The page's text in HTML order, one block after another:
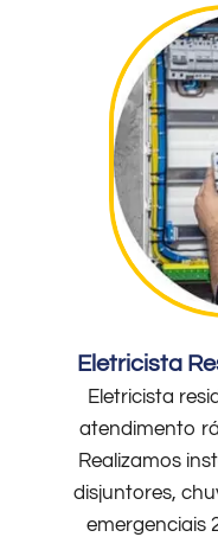
Eletricista
Eletricista
atendimento
Realizamos
disjuntores,
emergenciais